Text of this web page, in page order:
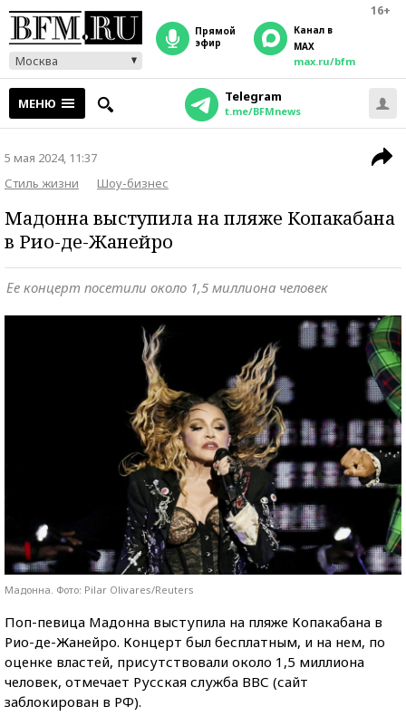
16+
Москва
прямой
эфир
Канал в
MAX
max.ru/bfm
МЕНЮ Telegram
t.me/BFMnews
5 мая 2024, 11:37
Стиль жизни
Шоу-бизнес
Мадонна выступила на пляже Копакабана
в Рио-де-Жанейро
Ее концерт посетили около 1,5 миллиона человек
Мадонна. Фото: Pilar Olivares/Reuters
Поп-певица Мадонна выступила на пляже Копакабана в
Рио-де-Жанейро. Концерт был бесплатным, и на нем, по
оценке властей, присутствовали около 1,5 миллиона
человек, отмечает Русская служба ВВС (сайт
заблокирован в РФ).